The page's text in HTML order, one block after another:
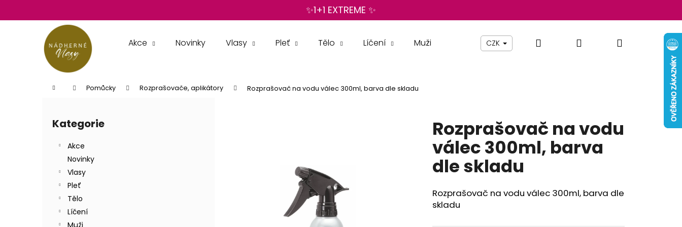
obsah
✨1+1 EXTREME ✨
Akce Novinky Vlasy Pleť Tělo Líčení Muži Beauty By Simona Pomůcky Nábytek
CZK Hledat PřihlášeníNákupní
Domů Pomůcky Rozprašovače, aplikátory Rozprašovač na vodu válec 300ml, barva dle skladu
Přeskočit
kategorie
Kategorie
Akce
Novinky
Vlasy
Pleť
Tělo
Líčení
Muži
Rozprašovač na vodu
válec 300ml, barva
dle skladu
Rozprašovač na vodu válec 300ml, barva dle
skladu
o
obchodu
obchodu